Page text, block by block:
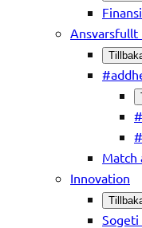
Ansvarsfullt
Match
Innovation
Sogeti